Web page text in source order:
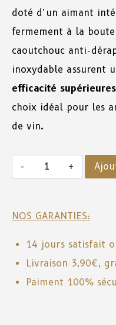
doté d’un aimant
fermement à la
caoutchouc anti-
inoxydable assurent
efficacité supérieures
choix idéal pour les
de vin.
NOS GARANTIES:
14 jours satisfait
Livraison 3,90€,
Paiment 100%